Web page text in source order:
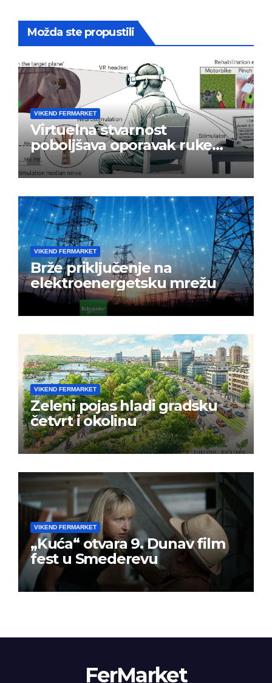
Možda ste propustili
VIKEND FERMARKET
Virtuelna stvarnost
poboljšava oporavak ruke
nakon moždanog udara
VIKEND FERMARKET
Brže priključenje na
elektroenergetsku mrežu
VIKEND FERMARKET
Zeleni pojas hladi gradsku
četvrt i okolinu
VIKEND FERMARKET
„Kuća“ otvara 9. Dunav film
fest u Smederevu
FerMarket